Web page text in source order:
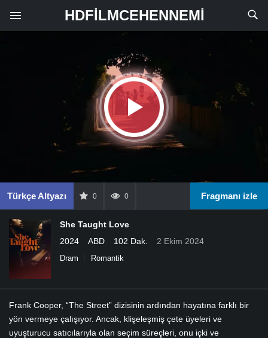
HDFILMCEHENNEMI
Türkçe Altyazı 0 0 Fragmanı izle
She Taught Love
2024
ABD 102 Dak. 2 Ekim 2024
Dram Romantik
Frank Cooper, “The Street” dizisinin ardından hayatına farklı bir
yön vermeye çalışıyor. Ancak, klişeleşmiş çete üyeleri ve
uyuşturucu satıcılarıyla olan seçim süreçleri, onu içki ve